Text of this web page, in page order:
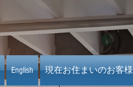
English 現在お住まいのお客様